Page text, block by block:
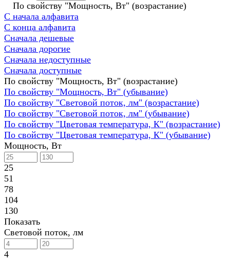
По свойству "Мощность, Вт" (возрастание)
С начала алфавита
С конца алфавита
Сначала дешевые
Сначала дорогие
Сначала недоступные
Сначала доступные
По свойству "Мощность, Вт" (возрастание)
По свойству "Мощность, Вт" (убывание)
По свойству "Световой поток, лм" (возрастание)
По свойству "Световой поток, лм" (убывание)
По свойству "Цветовая температура, К" (возрастание)
По свойству "Цветовая температура, К" (убывание)
Мощность, Вт
25
51
78
104
130
Показать
Световой поток, лм
4